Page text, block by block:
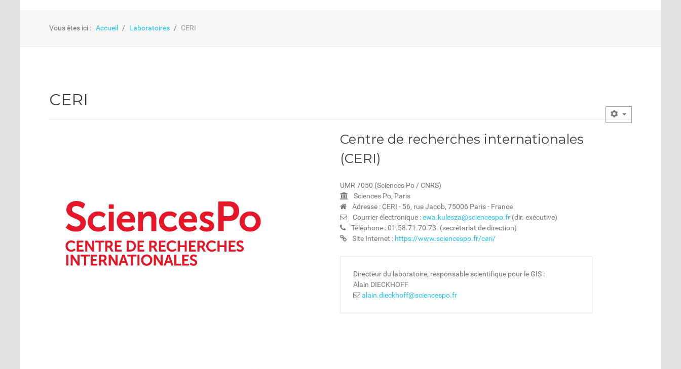
Vous êtes ici : Accueil Laboratoires CERI
CERI
Centre de recherches internationales
(CERI)
UMR 7050 (Sciences Po / CNRS)
Sciences Po, Paris
Adresse : CERI - 56, rue Jacob, 75006 Paris - France
Courrier électronique :ewa.kulesza@sciencespo.fr(dir. exécutive)
Téléphone : 01.58.71.70.73. (secrétariat de direction)
Site Internet : https://www.sciencespo.fr/ceri/
Directeur du laboratoire, responsable scientifique pour le GIS :
Alain DIECKHOFF
alain.dieckhoff@sciencespo.fr